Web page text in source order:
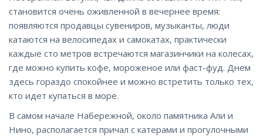
становится очень оживленной в вечернее время:
появляются продавцы сувениров, музыканты, люди
катаются на велосипедах и самокатах, практически
каждые сто метров встречаются магазинчики на колесах,
где можно купить кофе, мороженое или фаст-фуд. Днем
здесь гораздо спокойнее и можно встретить только тех,
кто идет купаться в море.
В самом начале Набережной, около памятника Али и
Нино, располагается причал с катерами и прогулочными